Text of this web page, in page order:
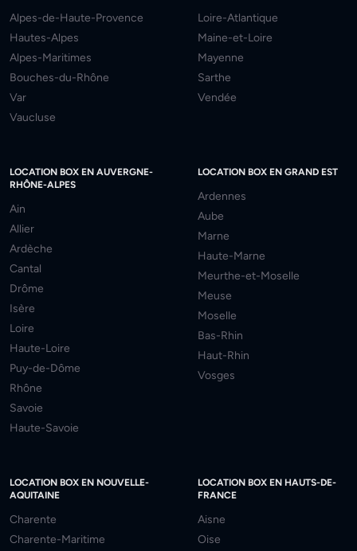
Alpes-de-Haute-Provence
Hautes-Alpes
Alpes-Maritimes
Bouches-du-Rhône
Var
Vaucluse
Loire-Atlantique
Maine-et-Loire
Mayenne
Sarthe
Vendée
LOCATION BOX EN AUVERGNE-
RHÔNE-ALPES
Ain
Allier
Ardèche
Cantal
Drôme
Isère
Loire
Haute-Loire
Puy-de-Dôme
Rhône
Savoie
Haute-Savoie
LOCATION BOX EN GRAND EST
Ardennes
Aube
Marne
Haute-Marne
Meurthe-et-Moselle
Meuse
Moselle
Bas-Rhin
Haut-Rhin
Vosges
LOCATION BOX EN NOUVELLE-
AQUITAINE
Charente
Charente-Maritime
LOCATION BOX EN HAUTS-DE-
FRANCE
Aisne
Oise